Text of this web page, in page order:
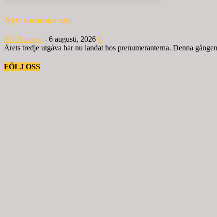
Nytt nummer ute
BG Nilensjö - 6 augusti, 2026 0
Årets tredje utgåva har nu landat hos prenumeranterna. Denna
FÖLJ OSS